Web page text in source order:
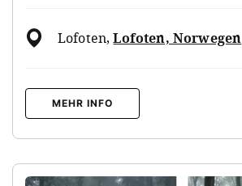
Lofoten,Lofoten, Norwegen
MEHR INFO